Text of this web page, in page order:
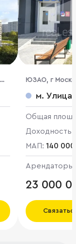
ЮЗАО, г
м. Улица
Общая
Доходность:
МАП: 140
23 000